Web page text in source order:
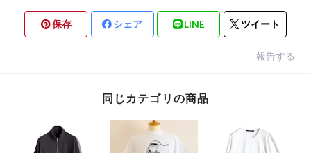
保存 シェア LINE ツイート
報告する
同じカテゴリの商品